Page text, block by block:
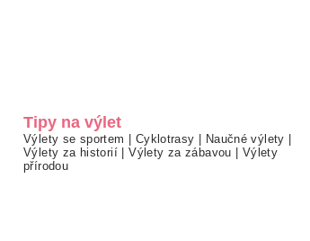
Tipy na výlet
Výlety se sportem | Cyklotrasy | Naučné výlety |
Výlety za historií |Výlety za zábavou | Výlety
přírodou